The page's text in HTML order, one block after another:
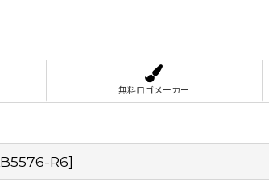
無料ロゴメーカー
R6]